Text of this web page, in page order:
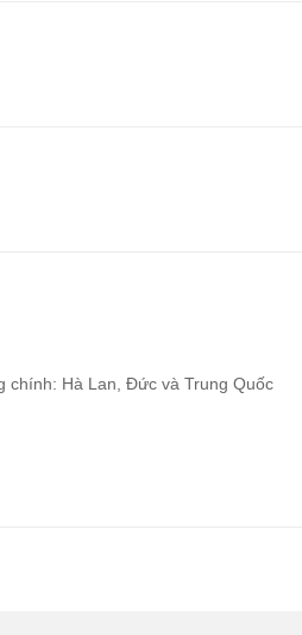
chính: Hà Lan, Đức và Trung Quốc